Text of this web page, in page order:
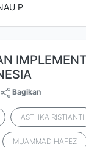
P
Bagikan
ASTI IKA RISTIANTI
MUAMMAD HAFEZ